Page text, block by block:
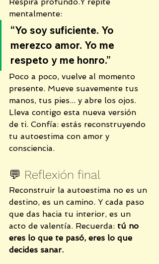
Respira profundo.Y repite
mentalmente:
“Yo soy suficiente. Yo
merezco amor. Yo me
respeto y me honro.”
Poco a poco, vuelve al momento
presente. Mueve suavemente tus
manos, tus pies... y abre los ojos.
Lleva contigo esta nueva versión
de ti. Confía: estás reconstruyendo
tu autoestima con amor y
consciencia.
💬 Reflexión final
Reconstruir la autoestima no es un
destino, es un camino. Y cada paso
que das hacia tu interior, es un
acto de valentía. Recuerda: tú no
eres lo que te pasó, eres lo que
decides sanar.